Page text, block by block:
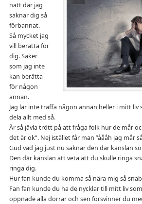
natt där jag
saknar dig så
förbannat.
Så mycket jag
vill berätta för
dig. Saker
som jag inte
kan berätta
för någon
annan.
Jag lär inte träffa någon annan heller i mitt liv
dela allt med så.
Är så jävla trött på att fråga folk hur de mår
det är ok”. Nej istället får man ”åååh jag mår
Gud vad jag just nu saknar den där känslan
Den där känslan att veta att du skulle ringa
ringa dig.
Hur fan kunde du komma så nära mig så
Fan fan kunde du ha de nycklar till mitt liv
öppnade alla dörrar och sen försvinner du